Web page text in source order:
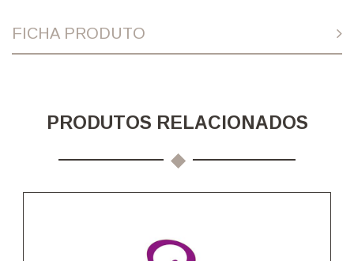
FICHA PRODUTO
PRODUTOS RELACIONADOS